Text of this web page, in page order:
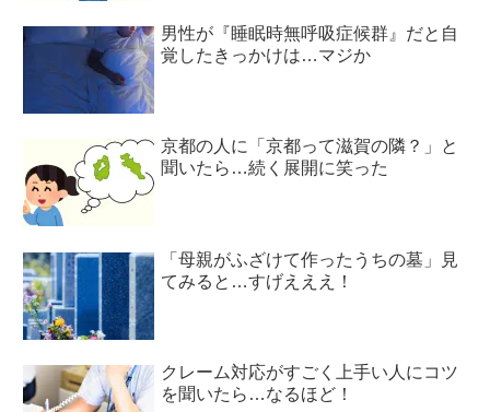
男性が『睡眠時無呼吸症候群』だと自
覚したきっかけは…マジか
京都の人に「京都って滋賀の隣？」と
聞いたら…続く展開に笑った
「母親がふざけて作ったうちの墓」見
てみると…すげえええ！
クレーム対応がすごく上手い人にコツ
を聞いたら…なるほど！